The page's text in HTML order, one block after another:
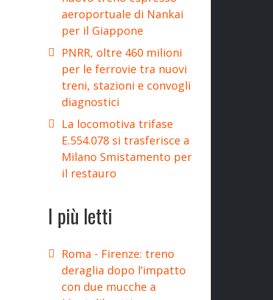
aeroportuale di Nankai
per il Giappone
PNRR, oltre 460 milioni
per le ferrovie tra nuovi
treni, stazioni e convogli
diagnostici
La locomotiva trifase
E.554.078 si trasferisce a
Milano Smistamento per
il restauro
I più letti
Roma - Firenze: treno
deraglia dopo l’impatto
con due mucche a